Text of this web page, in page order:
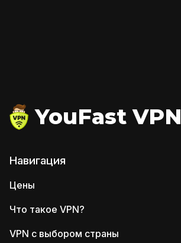
YouFast VPN
Навигация
Цены
Что такое VPN?
VPN с выбором страны